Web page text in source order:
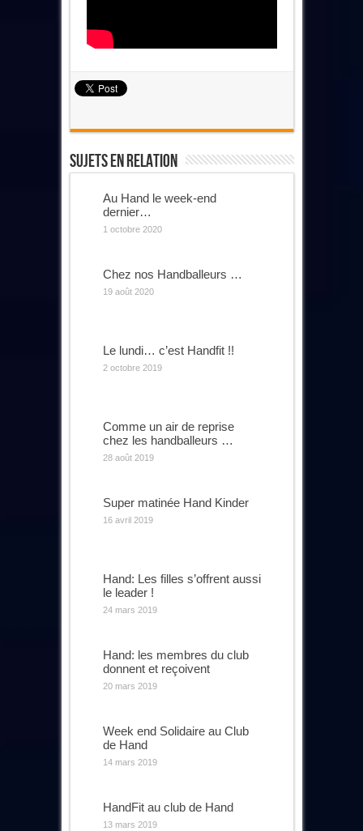
Sujets En Relation
Au Hand le week-end
dernier…
1 octobre 2020
Chez nos Handballeurs …
19 août 2020
Le lundi… c’est Handfit !!
2 octobre 2019
Comme un air de reprise
chez les handballeurs …
28 août 2019
Super matinée Hand Kinder
16 avril 2019
Hand: Les filles s’offrent aussi
le leader !
24 mars 2019
Hand: les membres du club
donnent et reçoivent
20 mars 2019
Week end Solidaire au Club
de Hand
14 mars 2019
HandFit au club de Hand
13 mars 2019